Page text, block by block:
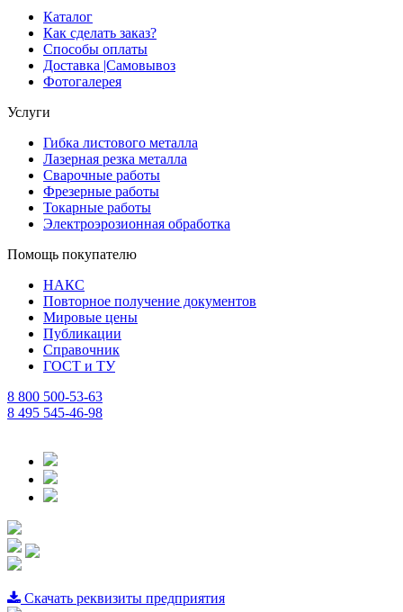
Каталог
Как сделать заказ?
Способы оплаты
Доставка |Cамовывоз
Фотогалерея
Услуги
Гибка листового металла
Лазерная резка металла
Сварочные работы
Фрезерные работы
Токарные работы
Электроэрозионная обработка
Помощь покупателю
НАКС
Повторное получение документов
Мировые цены
Публикации
Справочник
ГОСТ и ТУ
8 800 500-53-63
8 495 545-46-98
Скачать реквизиты предприятия